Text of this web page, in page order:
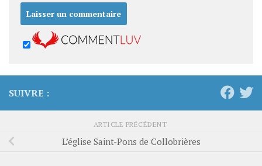
SUIVRE :
ARTICLE PRÉCÉDENT
L’église Saint-Pons de Collobrières